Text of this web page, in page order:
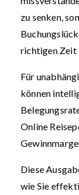
zu senken,
richtigen Zeit
Für
können
Online
Diese
wie Sie